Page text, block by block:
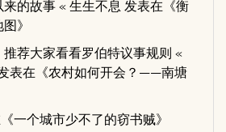
的故事 « 生生不息 发表在《衡
图》
荐大家看看罗伯特议事规则 «
表在《农村如何开会？——南塘
一个城市少不了的窃书贼》